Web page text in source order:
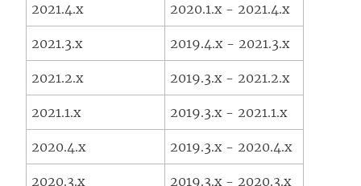
2021.4.x 2020.1.x - 2021.4.x
2021.3.x 2019.4.x - 2021.3.x
2021.2.x 2019.3.x - 2021.2.x
2021.1.x 2019.3.x - 2021.1.x
2020.4.x 2019.3.x - 2020.4.x
2020.3.x 2019.3.x - 2020.3.x